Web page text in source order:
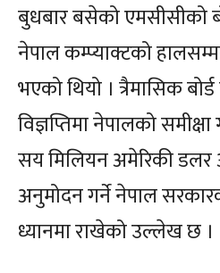
बुधबार बसेको एमसीसीको
नेपाल कम्प्याक्टको
भएको थियो । त्रैमासिक
विज्ञप्तिमा नेपालको
सय मिलियन अमेरिकी
अनुमोदन गर्ने नेपाल
ध्यानमा राखेको उल्लेख छ ।